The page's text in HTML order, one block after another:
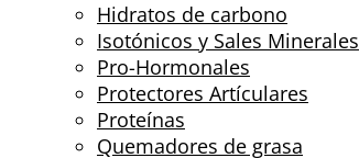
Hidratos de carbono
Isotónicos y Sales Minerales
Pro-Hormonales
Protectores Artículares
Proteínas
Quemadores de grasa